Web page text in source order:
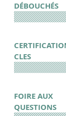
DÉBOUCHÉS
CLES
FOIRE AUX
QUESTIONS